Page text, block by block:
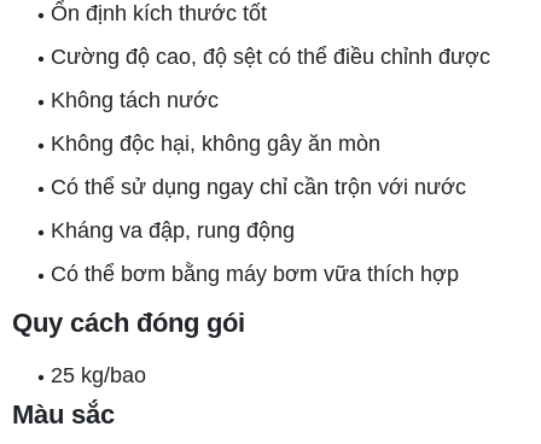
• Ổn định kích thước tốt
• Cường độ cao, độ sệt có thể điều chỉnh được
• Không tách nước
• Không độc hại, không gây ăn mòn
• Có thể sử dụng ngay chỉ cần trộn với nước
• Kháng va đập, rung động
• Có thể bơm bằng máy bơm vữa thích hợp
Quy cách đóng gói
• 25 kg/bao
Màu sắc